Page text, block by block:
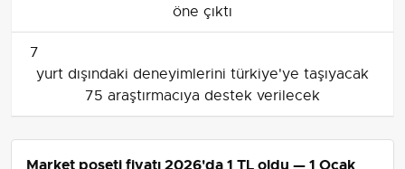
öne çıktı
7
yurt dışındaki deneyimlerini türkiye'ye taşıyacak
75 araştırmacıya destek verilecek
Market poşeti fiyatı 2026'da 1 TL oldu — 1 Ocak